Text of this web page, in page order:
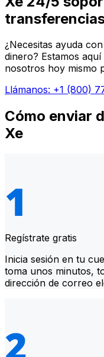
¿Necesitas ayuda
dinero? Estamos
nosotros hoy mismo
Llámanos: +1 (800)
Cómo enviar
Xe
Regístrate gratis
Inicia sesión en tu
toma unos minutos,
dirección de correo